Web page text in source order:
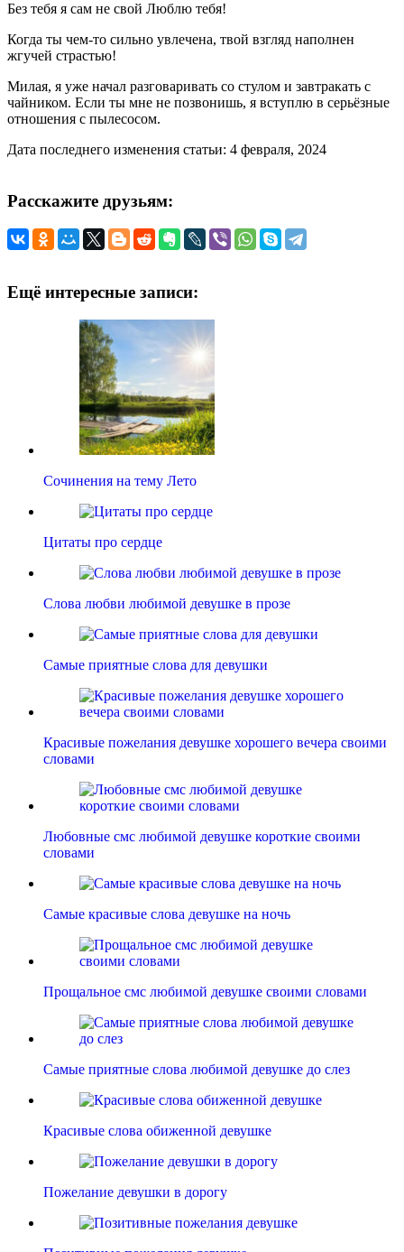
Без тебя я сам не свой Люблю тебя!
Когда ты чем-то сильно увлечена, твой взгляд наполнен
жгучей страстью!
Милая, я уже начал разговаривать со стулом и завтракать с
чайником. Если ты мне не позвонишь, я вступлю в серьёзные
отношения с пылесосом.
Дата последнего изменения статьи: 4 февраля, 2024
Расскажите друзьям:
Ещё интересные записи:
Сочинения на тему Лето
Цитаты про сердце
Слова любви любимой девушке в прозе
Самые приятные слова для девушки
Красивые пожелания девушке хорошего вечера своими
словами
Любовные смс любимой девушке короткие своими
словами
Самые красивые слова девушке на ночь
Прощальное смс любимой девушке своими словами
Самые приятные слова любимой девушке до слез
Красивые слова обиженной девушке
Пожелание девушки в дорогу